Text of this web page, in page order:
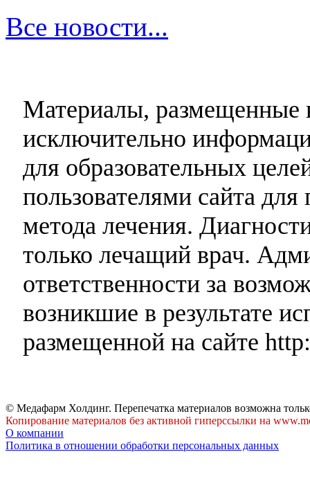
Все новости...
Материалы, размещенные
исключительно
для образовательных
пользователями сайта
метода лечения.
только лечащий врач.
ответственности за
возникшие в результате
размещенной на сайте
© Медафарм Холдинг. Перепечатка материалов возможна
Копирование материалов без активной гиперссылки на
О компании
Политика в отношении обработки персональных данных